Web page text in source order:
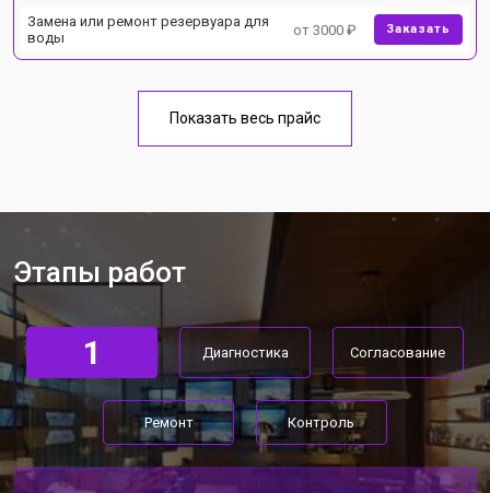
Замена или ремонт резервуара для
воды
от 3000 ₽ Заказать
Показать весь прайс
Этапы работ
1 Диагностика Согласование
Ремонт Контроль